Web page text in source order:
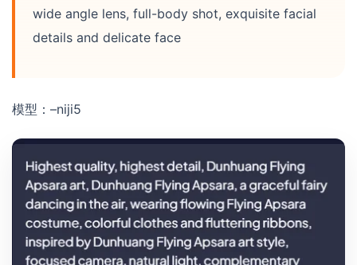
wide angle lens, full-body shot, exquisite facial
details and delicate face
模型：–niji5